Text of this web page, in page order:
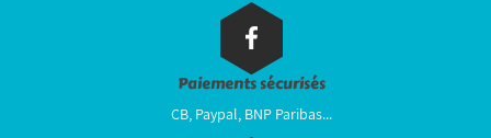
Paiements sécurisés
CB, Paypal, BNP Paribas...